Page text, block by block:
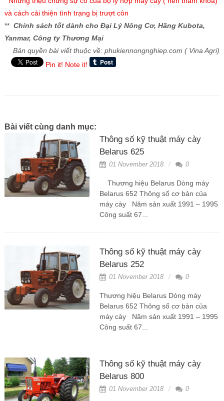
và cách cải thiện tình trạng bị trượt côn
** Chính sách tốt dành cho Đại Lý Nông Cơ, Hãng Kubota,
Yanmar, Công ty Thương Mại
Bản quyền bài viết thuộc về: phukiennongnghiep.com ( Vina Agri)
Pin it! Note it!
Bài viết cùng danh mục:
Thông số kỹ thuật máy cày
Belarus 625
01 November 2018 0
Thương hiệu Belarus Dòng máy
Belarus 652 Thông số cơ bản của
máy cày Năm sản xuất 1991 – 1995
Công suất 67...
Thông số kỹ thuật máy cày
Belarus 252
01 November 2018 0
Thương hiệu Belarus Dòng máy
Belarus 652 Thông số cơ bản của
máy cày Năm sản xuất 1991 – 1995
Công suất 67...
Thông số kỹ thuật máy cày
Belarus 800
01 November 2018 0